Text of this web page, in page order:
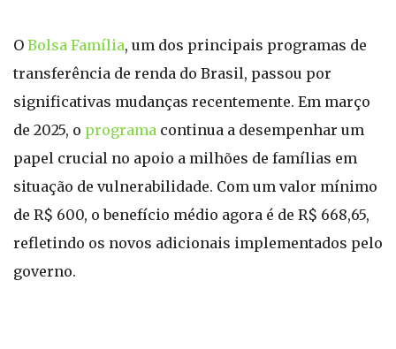
O Bolsa Família, um dos principais programas de
transferência de renda do Brasil, passou por
significativas mudanças recentemente. Em março
de 2025, o programa continua a desempenhar um
papel crucial no apoio a milhões de famílias em
situação de vulnerabilidade. Com um valor mínimo
de R$ 600, o benefício médio agora é de R$ 668,65,
refletindo os novos adicionais implementados pelo
governo.